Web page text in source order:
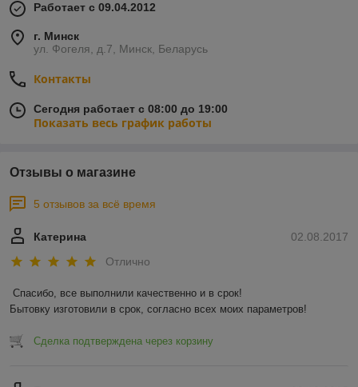
Работает с 09.04.2012
г. Минск
ул. Фогеля, д.7, Минск, Беларусь
Контакты
Сегодня работает с 08:00 до 19:00
Показать весь график работы
Отзывы о магазине
5 отзывов за всё время
02.08.2017
Катерина
Отлично
Спасибо, все выполнили качественно и в срок!
Бытовку изготовили в срок, согласно всех моих параметров!
Сделка подтверждена через корзину